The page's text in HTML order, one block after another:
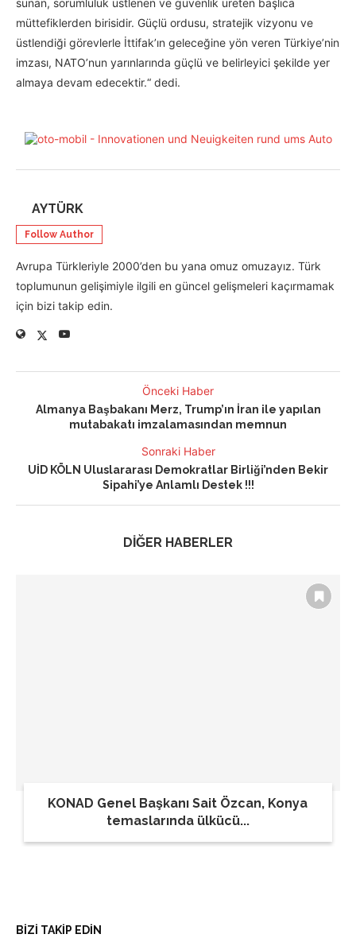
sunan, sorumluluk üstlenen ve güvenlik üreten başlıca
müttefiklerden birisidir. Güçlü ordusu, stratejik vizyonu ve
üstlendiği görevlerle İttifak’ın geleceğine yön veren Türkiye’nin
imzası, NATO’nun yarınlarında güçlü ve belirleyici şekilde yer
almaya devam edecektir.“ dedi.
AYTÜRK
Follow Author
Avrupa Türkleriyle 2000’den bu yana omuz omuzayız. Türk
toplumunun gelişimiyle ilgili en güncel gelişmeleri kaçırmamak
için bizi takip edin.
Önceki Haber
Almanya Başbakanı Merz, Trump’ın İran ile yapılan
mutabakatı imzalamasından memnun
Sonraki Haber
UİD KÖLN Uluslararası Demokratlar Birliği’nden Bekir
Sipahi’ye Anlamlı Destek !!!
DİĞER HABERLER
KONAD Genel Başkanı Sait Özcan, Konya
temaslarında ülkücü...
BİZİ TAKİP EDİN